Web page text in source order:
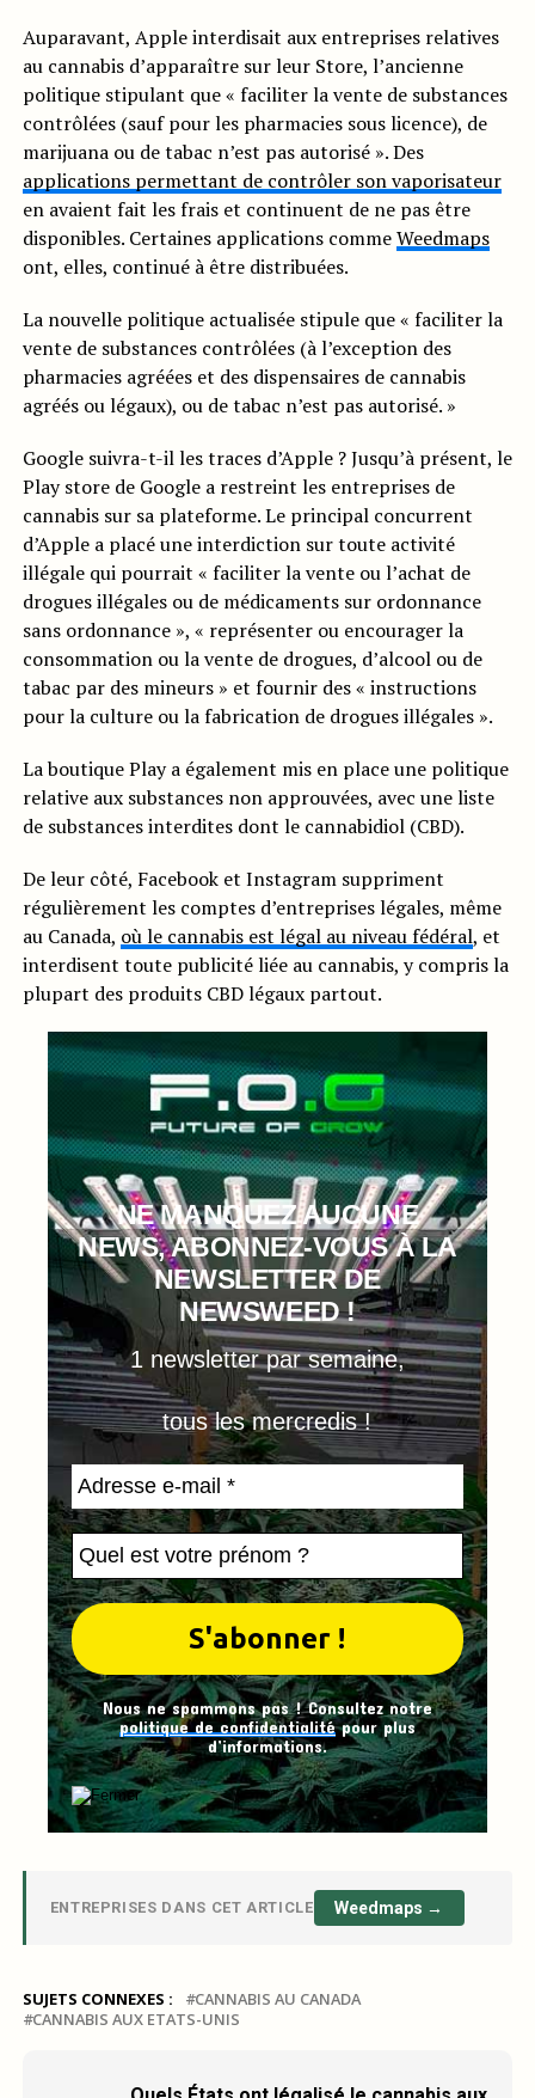
Auparavant, Apple interdisait aux entreprises relatives
au cannabis d’apparaître sur leur Store, l’ancienne
politique stipulant que « faciliter la vente de substances
contrôlées (sauf pour les pharmacies sous licence), de
marijuana ou de tabac n’est pas autorisé ». Des
applications permettant de contrôler son vaporisateur
en avaient fait les frais et continuent de ne pas être
disponibles. Certaines applications commeWeedmaps
ont, elles, continué à être distribuées.
La nouvelle politique actualisée stipule que « faciliter la
vente de substances contrôlées (à l’exception des
pharmacies agréées et des dispensaires de cannabis
agréés ou légaux), ou de tabac n’est pas autorisé. »
Google suivra-t-il les traces d’Apple ? Jusqu’à présent, le
Play store de Google a restreint les entreprises de
cannabis sur sa plateforme. Le principal concurrent
d’Apple a placé une interdiction sur toute activité
illégale qui pourrait « faciliter la vente ou l’achat de
drogues illégales ou de médicaments sur ordonnance
sans ordonnance », « représenter ou encourager la
consommation ou la vente de drogues, d’alcool ou de
tabac par des mineurs » et fournir des « instructions
pour la culture ou la fabrication de drogues illégales ».
La boutique Play a également mis en place une politique
relative aux substances non approuvées, avec une liste
de substances interdites dont le cannabidiol (CBD).
De leur côté, Facebook et Instagram suppriment
régulièrement les comptes d’entreprises légales, même
au Canada, où le cannabis est légal au niveau fédéral, et
interdisent toute publicité liée au cannabis, y compris la
plupart des produits CBD légaux partout.
NE MANQUEZ AUCUNE
NEWS, ABONNEZ-VOUS À LA
NEWSLETTER DE
NEWSWEED !
1 newsletter par semaine,
tous les mercredis !
Nous ne spammons pas ! Consultez notre
politique de confidentialitépour plus
d’informations.
ENTREPRISES DANS CET ARTICLE Weedmaps →
SUJETS CONNEXES :
CANNABIS AU CANADA
CANNABIS AUX ETATS-UNIS